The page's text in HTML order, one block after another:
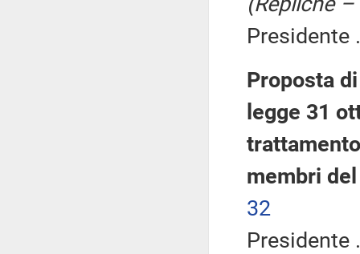
Presidente
Proposta
legge 31
membri
32
Presidente